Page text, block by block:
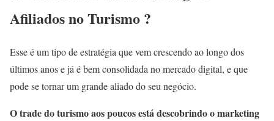
Afiliados no Turismo ?
Esse é um tipo de estratégia que vem crescendo ao longo dos
últimos anos e já é bem consolidada no mercado digital, e que
pode se tornar um grande aliado do seu negócio.
O trade do turismo aos poucos está descobrindo o marketing